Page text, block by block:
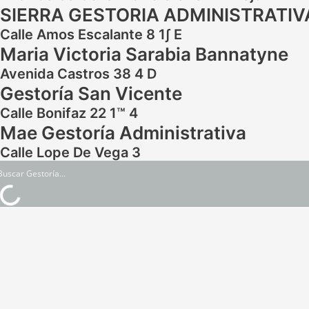
SIERRA GESTORIA
Calle Amos Escalante 8 1∫ E
Maria Victoria Sarabia Bannatyne
Avenida Castros 38 4 D
Gestoría San Vicente
Calle Bonifaz 22 1™ 4
Mae Gestoría Administrativa
Calle Lope De Vega 3